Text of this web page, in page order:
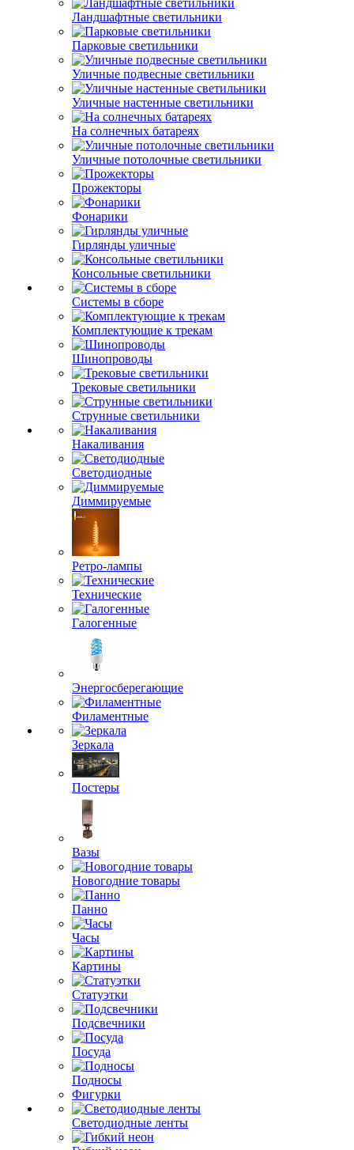
Ландшафтные светильники
Парковые светильники
Уличные подвесные светильники
Уличные настенные светильники
На солнечных батареях
Уличные потолочные светильники
Прожекторы
Фонарики
Гирлянды уличные
Консольные светильники
Системы в сборе
Комплектующие к трекам
Шинопроводы
Трековые светильники
Струнные светильники
Накаливания
Светодиодные
Диммируемые
Ретро-лампы
Технические
Галогенные
Энергосберегающие
Филаментные
Зеркала
Постеры
Вазы
Новогодние товары
Панно
Часы
Картины
Статуэтки
Подсвечники
Посуда
Подносы
Фигурки
Светодиодные ленты